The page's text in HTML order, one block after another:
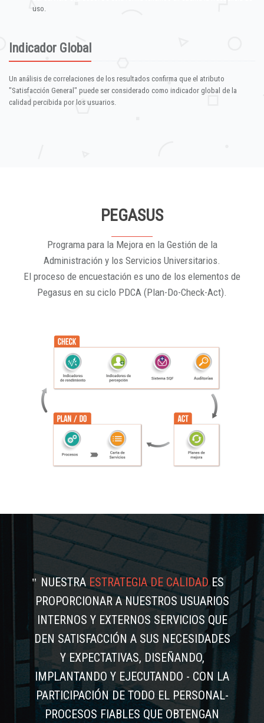
uso.
Indicador Global
Un análisis de correlaciones de los resultados confirma que el atributo
"Satisfacción General" puede ser considerado como indicador global de la
calidad percibida por los usuarios.
PEGASUS
Programa para la Mejora en la Gestión de la
Administración y los Servicios Universitarios.
El proceso de encuestación es uno de los elementos de
Pegasus en su ciclo PDCA (Plan-Do-Check-Act).
NUESTRAESTRATEGIA DE CALIDADES
PROPORCIONAR A NUESTROS USUARIOS
INTERNOS Y EXTERNOS SERVICIOS QUE
DEN SATISFACCIÓN A SUS NECESIDADES
Y EXPECTATIVAS, DISEÑANDO,
IMPLANTANDO Y EJECUTANDO - CON LA
PARTICIPACIÓN DE TODO EL PERSONAL-
PROCESOS FIABLES QUE OBTENGAN